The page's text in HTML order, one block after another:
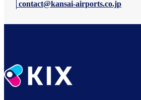
contact@kansai-airports.co.jp